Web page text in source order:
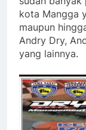
kota Mangga
maupun
Andry Dry,
yang lainnya.